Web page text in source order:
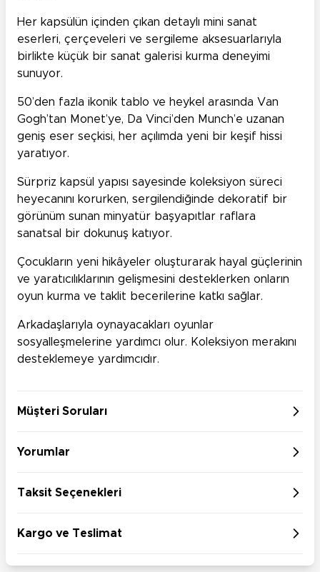
Her kapsülün içinden çıkan detaylı mini sanat
eserleri, çerçeveleri ve sergileme aksesuarlarıyla
birlikte küçük bir sanat galerisi kurma deneyimi
sunuyor.
50’den fazla ikonik tablo ve heykel arasında Van
Gogh’tan Monet’ye, Da Vinci’den Munch’e uzanan
geniş eser seçkisi, her açılımda yeni bir keşif hissi
yaratıyor.
Sürpriz kapsül yapısı sayesinde koleksiyon süreci
heyecanını korurken, sergilendiğinde dekoratif bir
görünüm sunan minyatür başyapıtlar raflara
sanatsal bir dokunuş katıyor.
Çocukların yeni hikâyeler oluşturarak hayal güçlerinin
ve yaratıcılıklarının gelişmesini desteklerken onların
oyun kurma ve taklit becerilerine katkı sağlar.
Arkadaşlarıyla oynayacakları oyunlar
sosyalleşmelerine yardımcı olur. Koleksiyon merakını
desteklemeye yardımcıdır.
Müşteri Soruları
Yorumlar
Taksit Seçenekleri
Kargo ve Teslimat